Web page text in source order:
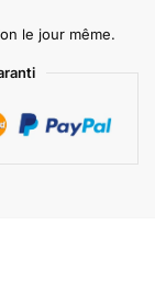
le jour même.